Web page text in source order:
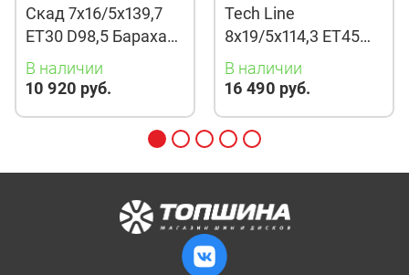
Скад 7x16/5x139,7
ET30 D98,5 Барахас
(КЛ378) Алмаз
В наличии
10 920 руб.
Tech Line
8x19/5x114,3 ET45
D67,1 901 BMG
В наличии
16 490 руб.